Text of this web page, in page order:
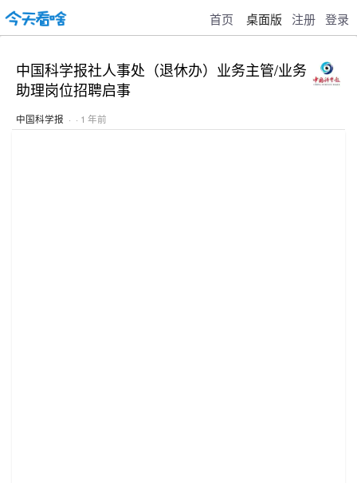
首页 桌面版 注册 登录
中国科学报社人事处（退休办）业务主管/业务
助理岗位招聘启事
中国科学报 · · 1 年前